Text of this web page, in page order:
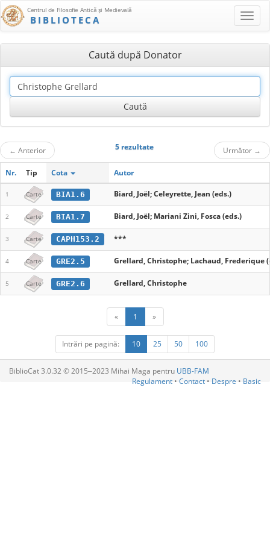
Centrul de Filosofie Antică şi Medievală
BIBLIOTECA
Caută după Donator
← Anterior 5 rezultate Următor →
Nr. Tip Cota Autor
1 Carte BIA1.6 Biard, Joël; Celeyrette, Jean (eds.)
2 Carte BIA1.7 Biard, Joël; Mariani Zini, Fosca (eds.)
3 Carte CAPH153.2 ***
4 Carte GRE2.5 Grellard, Christophe; Lachaud, Frederique
5 Carte GRE2.6 Grellard, Christophe
« 1 »
Intrări pe pagină: 10 25 50 100
BiblioCat 3.0.32 © 2015‒2023 Mihai Maga pentru UBB-FAM
Regulament • Contact • Despre • Basic